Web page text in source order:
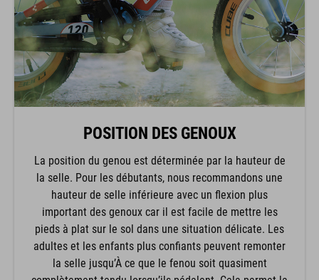
POSITION DES GENOUX
La position du genou est déterminée par la hauteur de
la selle. Pour les débutants, nous recommandons une
hauteur de selle inférieure avec un flexion plus
important des genoux car il est facile de mettre les
pieds à plat sur le sol dans une situation délicate. Les
adultes et les enfants plus confiants peuvent remonter
la selle jusqu’À ce que le fenou soit quasiment